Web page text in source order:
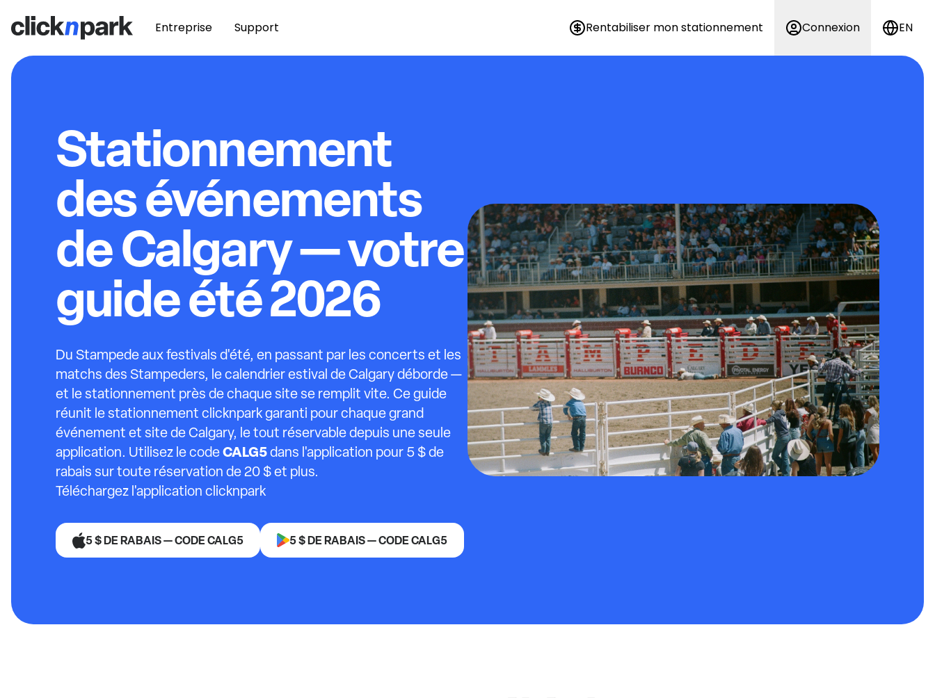
Entreprise Support Rentabiliser mon stationnement Connexion EN
Stationnement
des événements
de Calgary — votre
guide été 2026
Du Stampede aux festivals d'été, en passant par les concerts et les
matchs des Stampeders, le calendrier estival de Calgary déborde —
et le stationnement près de chaque site se remplit vite. Ce guide
réunit le stationnement clicknpark garanti pour chaque grand
événement et site de Calgary, le tout réservable depuis une seule
application. Utilisez le codeCALG5dans l'application pour 5 $ de
rabais sur toute réservation de 20 $ et plus.
Téléchargez l'application clicknpark
5 $ DE RABAIS — CODE CALG5 5 $ DE RABAIS — CODE CALG5